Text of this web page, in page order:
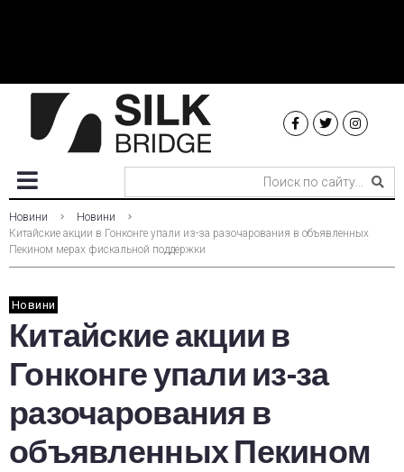
Новини
Новини
Китайские акции в Гонконге упали из-за разочарования в объявленных
Пекином мерах фискальной поддержки
Новини
Китайские акции в
Гонконге упали из-за
разочарования в
объявленных Пекином